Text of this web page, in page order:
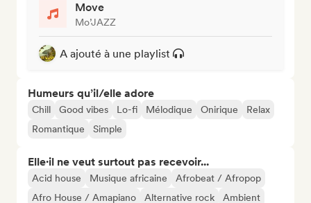
Move
Mo’JAZZ
A ajouté à une playlist
Humeurs qu’il/elle adore
Chill Good vibes Lo-fi Mélodique Onirique
Relax
Romantique
Simple
Elle·il ne veut surtout pas recevoir...
Acid house Musique africaine
Afrobeat / Afropop
Afro House / Amapiano
Alternative rock
Ambient